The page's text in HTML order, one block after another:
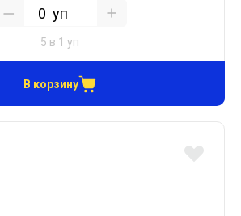
уп
5 в 1 уп
В корзину